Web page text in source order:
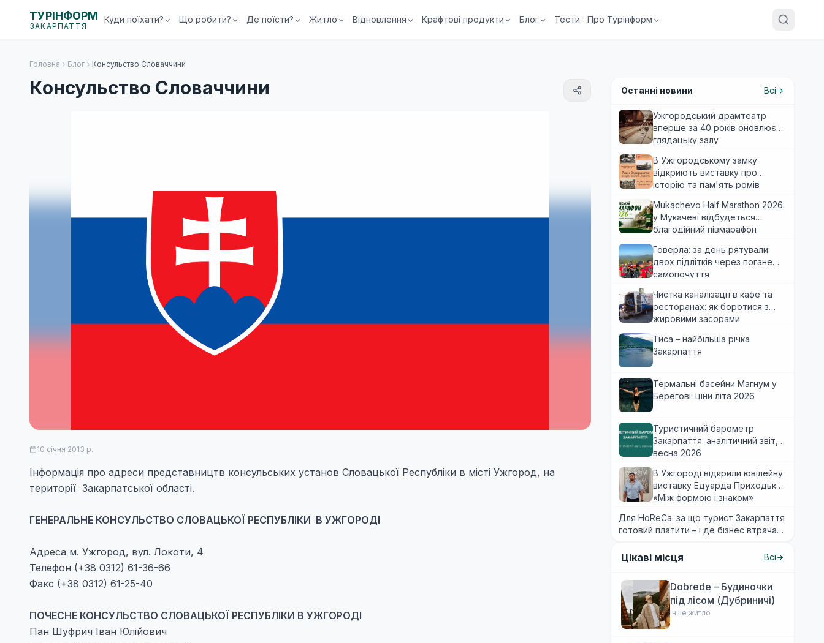
ТУРІНФОРМ
ЗАКАРПАТТЯ
Куди поїхати? Що робити? Де поїсти? Житло Відновлення Крафтові продукти Блог Тести Про Турінформ
Головна Блог Консульство Словаччини
Консульство Словаччини
10 січня 2013 р.
Інформація про адреси представництв консульських установ Словацької Республіки в місті Ужгород, на
території Закарпатської області.
ГЕНЕРАЛЬНЕ КОНСУЛЬСТВО СЛОВАЦЬКОЇ РЕСПУБЛІКИ В УЖГОРОДІ
Адреса м. Ужгород, вул. Локоти, 4
Телефон (+38 0312) 61-36-66
Факс (+38 0312) 61-25-40
ПОЧЕСНЕ КОНСУЛЬСТВО СЛОВАЦЬКОЇ РЕСПУБЛIКИ В УЖГОРОДІ
Пан Шуфрич Іван Юлiйович
Останні новини Всі
Ужгородський драмтеатр
вперше за 40 років оновлює
глядацьку залу
В Ужгородському замку
відкриють виставку про
історію та пам'ять ромів
Mukachevo Half Marathon 2026:
у Мукачеві відбудеться
благодійний півмарафон
Говерла: за день рятували
двох підлітків через погане
самопочуття
Чистка каналізації в кафе та
ресторанах: як боротися з
жировими засорами
Тиса – найбільша річка
Закарпаття
Термальні басейни Магнум у
Берегові: ціни літа 2026
Туристичний барометр
Закарпаття: аналітичний звіт,
весна 2026
В Ужгороді відкрили ювілейну
виставку Едуарда Приходька
«Між формою і знаком»
Для HoReCa: за що турист Закарпаття
готовий платити – і де бізнес втрачає
Цікаві місця Всі
Dobrede – Будиночки
під лісом (Дубриничі)
Інше житло